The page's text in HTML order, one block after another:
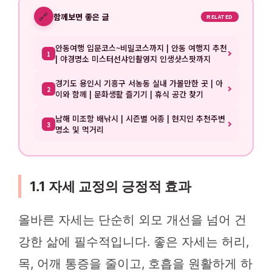
🔗 함께보면 좋은 글 RELATED
1 안동여행 입문코스~비밀코스까지 | 안동 여행지 추천
| 야경명소 미스터선샤인촬영지 인생샷스팟까지
2 경기도 용인시 기흥구 서농동 실내 가볼만한 곳 | 아
이와 함께 | 문화생활 즐기기 | 휴식 공간 찾기
3 남해 미조항 배낚시 | 시즌별 어종 | 현지인 추천주변
명소 및 먹거리
1.1 자세 교정의 긍정적 효과
올바른 자세는 단순히 외모 개선을 넘어 건
강한 삶에 필수적입니다. 좋은 자세는 허리,
목, 어깨 통증을 줄이고, 호흡을 원활하게 하